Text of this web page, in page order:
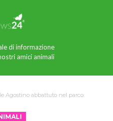
di informazione
amici animali
Agostino abbattuto nel parco: